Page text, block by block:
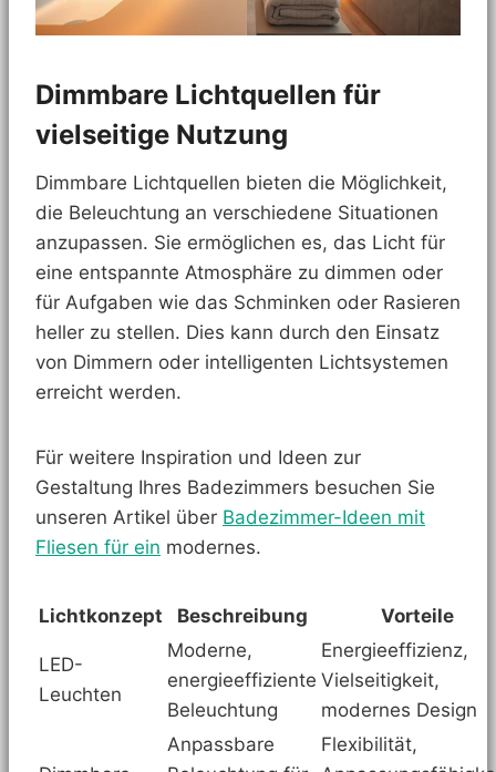
Dimmbare Lichtquellen für
vielseitige Nutzung
Dimmbare Lichtquellen bieten die Möglichkeit,
die Beleuchtung an verschiedene Situationen
anzupassen. Sie ermöglichen es, das Licht für
eine entspannte Atmosphäre zu dimmen oder
für Aufgaben wie das Schminken oder Rasieren
heller zu stellen. Dies kann durch den Einsatz
von Dimmern oder intelligenten Lichtsystemen
erreicht werden.
Für weitere Inspiration und Ideen zur
Gestaltung Ihres Badezimmers besuchen Sie
unseren Artikel über Badezimmer-Ideen mit
Fliesen für ein modernes.
Lichtkonzept Beschreibung Vorteile
LED-
Leuchten
Moderne,
energieeffiziente
Beleuchtung
Energieeffizienz,
Vielseitigkeit,
modernes Design
Anpassbare
Flexibilität,